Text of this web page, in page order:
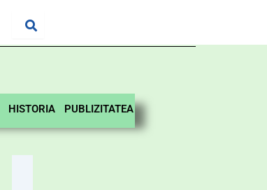
HISTORIA PUBLIZITATEA